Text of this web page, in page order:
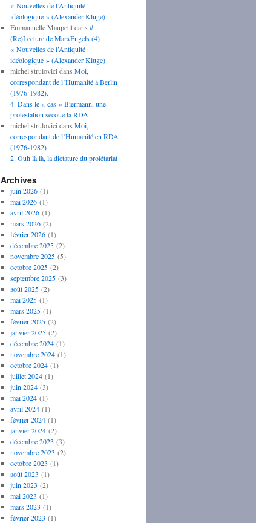
« Nouvelles de l’Antiquité
idéologique » (Alexander Kluge)
Emmanuelle Maupetitdans #
(Re)Lecture de MarxEngels (4) :
« Nouvelles de l’Antiquité
idéologique » (Alexander Kluge)
michel strulovici dans Moi,
correspondant de l’Humanité à Berlin
(1976-1982).
4. Dans le « cas » Biermann, une
protestation secoue la RDA
michel strulovici dans Moi,
correspondant de l’Humanité en RDA
(1976-1982)
2. Ouh là là, la dictature du prolétariat
Archives
juin 2026(1)
mai 2026(1)
avril 2026(1)
mars 2026(2)
février 2026(1)
décembre 2025(2)
novembre 2025(5)
octobre 2025(2)
septembre 2025(3)
août 2025(2)
mai 2025(1)
mars 2025(1)
février 2025(2)
janvier 2025(2)
décembre 2024(1)
novembre 2024(1)
octobre 2024(1)
juillet 2024(1)
juin 2024(3)
mai 2024(1)
avril 2024(1)
février 2024(1)
janvier 2024(2)
décembre 2023 (3)
novembre 2023 (2)
octobre 2023 (1)
août 2023 (1)
juin 2023 (2)
mai 2023 (1)
mars 2023 (1)
février 2023 (1)